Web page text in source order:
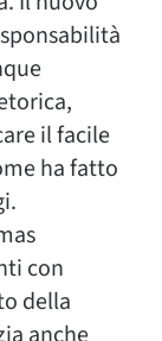
il facile
ha fatto
con
della